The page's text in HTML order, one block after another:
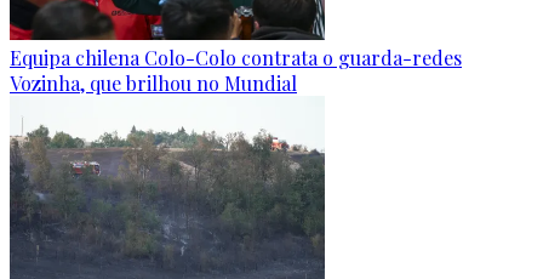
Equipa chilena Colo-Colo contrata o guarda-redes
Vozinha, que brilhou no Mundial